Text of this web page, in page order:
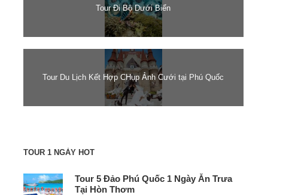
Tour Đi Bộ Dưới Biển
Tour Du Lịch Kết Hợp CHụp Ảnh Cưới tại Phú Quốc
TOUR 1 NGÀY HOT
Tour 5 Đảo Phú Quốc 1 Ngày Ăn Trưa
Tại Hòn Thơm